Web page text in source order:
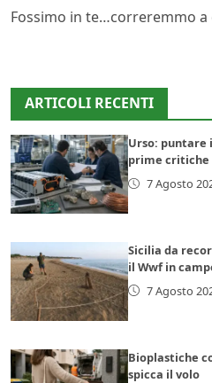
Fossimo in te…correremmo a
ARTICOLI RECENTI
Urso: puntare
prime critiche
7 Agosto
Sicilia da
il Wwf in
7 Agosto
Bioplastiche
spicca il volo